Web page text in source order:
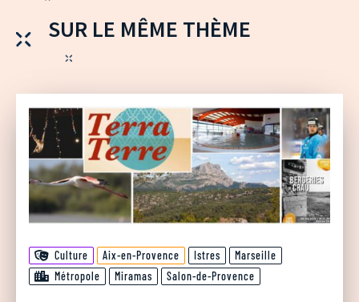
SUR LE MÊME THÈME
Culture Aix-en-Provence Istres
Marseille
Métropole
Miramas Salon-de-Provence